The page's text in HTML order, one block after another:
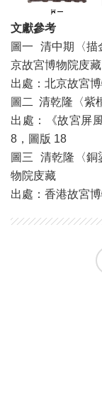
文獻參考
圖一 清中期〈描
京故宮博物院庋藏
出處：北京故宮
圖二 清乾隆〈紫
出處：《故宮屏
8，圖版 18
圖三 清乾隆〈銅
物院庋藏
出處：香港故宮